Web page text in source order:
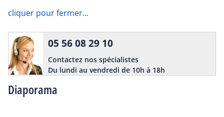
cliquer pour fermer...
Diaporama
05 56 08 29 10
Contactez nos spécialistes
Du lundi au vendredi de 10h à 18h